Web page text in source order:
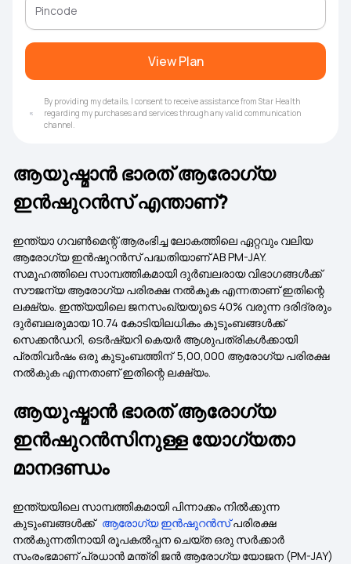
View Plan
By providing my details, I consent to receive assistance from Star Health
regarding my purchases and services through any valid communication
channel.
ആയുഷ്മാൻ ഭാരത് ആരോഗ്യ
ഇൻഷുറൻസ് എന്താണ്?
ഇന്ത്യാ ഗവൺമെന്റ് ആരംഭിച്ച ലോകത്തിലെ ഏറ്റവും വലിയ
ആരോഗ്യ ഇൻഷുറൻസ് പദ്ധതിയാണ് AB PM-JAY.
സമൂഹത്തിലെ സാമ്പത്തികമായി ദുർബലരായ വിഭാഗങ്ങൾക്ക്
സൗജന്യ ആരോഗ്യ പരിരക്ഷ നൽകുക എന്നതാണ് ഇതിന്റെ
ലക്ഷ്യം. ഇന്ത്യയിലെ ജനസംഖ്യയുടെ 40% വരുന്ന ദരിദ്രരും
ദുർബലരുമായ 10.74 കോടിയിലധികം കുടുംബങ്ങൾക്ക്
സെക്കൻഡറി, ടെർഷ്യറി കെയർ ആശുപത്രികൾക്കായി
പ്രതിവർഷം ഒരു കുടുംബത്തിന് ₹ 5,00,000 ആരോഗ്യ പരിരക്ഷ
നൽകുക എന്നതാണ് ഇതിന്റെ ലക്ഷ്യം.
ആയുഷ്മാൻ ഭാരത് ആരോഗ്യ
ഇൻഷുറൻസിനുള്ള യോഗ്യതാ
മാനദണ്ഡം
ഇന്ത്യയിലെ സാമ്പത്തികമായി പിന്നാക്കം നിൽക്കുന്ന
കുടുംബങ്ങൾക്ക് ആരോഗ്യ ഇൻഷുറൻസ്പരിരക്ഷ
നൽകുന്നതിനായി രൂപകൽപ്പന ചെയ്ത ഒരു സർക്കാർ
സംരംഭമാണ് പ്രധാൻ മന്ത്രി ജൻ ആരോഗ്യ യോജന (PM-JAY)